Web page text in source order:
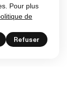
Pour plus
de
Refuser